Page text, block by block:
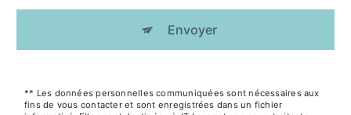
Envoyer
** Les données personnelles communiquées sont nécessaires aux
fins de vous contacter et sont enregistrées dans un fichier